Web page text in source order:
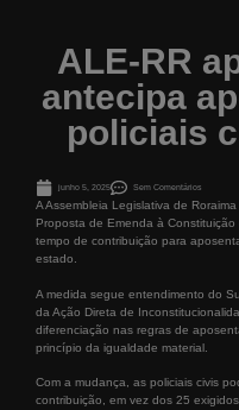
ALE-RR
antecipa
policiais
junho 5, 2025 Sem Comentários
A Assembleia Legislativa de
Proposta de Emenda à
tempo de contribuição para
estado.
A medida segue entendimento do
da Ação Direta de
diferenciação nas regras de
princípio da igualdade material.
Com a mudança, as policiais civis
contribuição, em vez dos 25